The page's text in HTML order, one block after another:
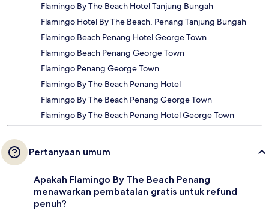
Flamingo By The Beach Hotel Tanjung Bungah
Flamingo Hotel By The Beach, Penang Tanjung Bungah
Flamingo Beach Penang Hotel George Town
Flamingo Beach Penang George Town
Flamingo Penang George Town
Flamingo By The Beach Penang Hotel
Flamingo By The Beach Penang George Town
Flamingo By The Beach Penang Hotel George Town
Pertanyaan umum
Apakah Flamingo By The Beach Penang
menawarkan pembatalan gratis untuk refund
penuh?